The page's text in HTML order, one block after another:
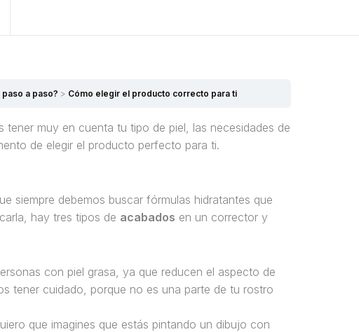
a paso? Cómo elegir el producto correcto para ti
muy en cuenta tu tipo de piel, las necesidades de
de elegir el producto perfecto para ti.
siempre debemos buscar fórmulas hidratantes que
hay tres tipos de acabados en un corrector y
con piel grasa, ya que reducen el aspecto de
tener cuidado, porque no es una parte de tu rostro
que imagines que estás pintando un dibujo con